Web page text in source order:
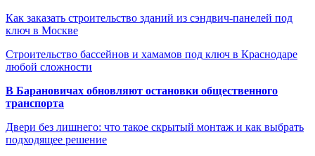
Как заказать строительство зданий из сэндвич-панелей под
ключ в Москве
Строительство бассейнов и хамамов под ключ в Краснодаре
любой сложности
В Барановичах обновляют остановки общественного
транспорта
Двери без лишнего: что такое скрытый монтаж и как выбрать
подходящее решение